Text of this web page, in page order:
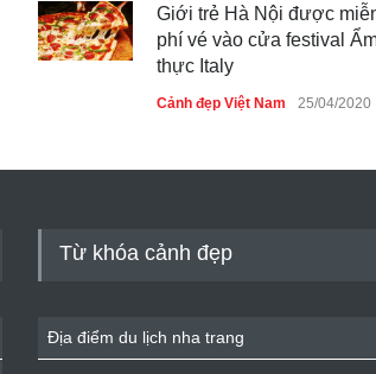
Giới trẻ Hà Nội được
phí vé vào cửa festival
thực Italy
Cảnh đẹp Việt Nam 25/04/2020
Cảnh đẹp Việt Nam
Từ khóa cảnh đẹp
Địa điểm du lịch nha trang